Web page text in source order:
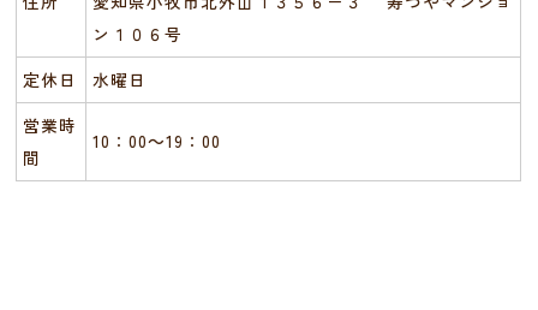
ン１０６号
定休日
水曜日
営業時
間
10：00～19：00